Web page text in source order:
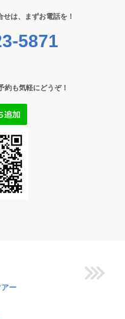
は、まずお電話を！
5871
約も気軽にどうぞ！
ー